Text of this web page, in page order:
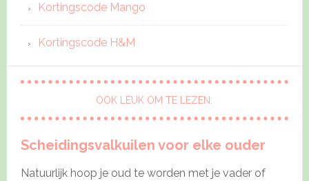
Kortingscode Mango
Kortingscode H&M
OOK LEUK OM TE LEZEN:
Scheidingsvalkuilen voor elke ouder
Natuurlijk hoop je oud te worden met je vader of